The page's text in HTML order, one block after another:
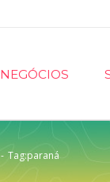
NEGÓCIOS
- Tag:paraná